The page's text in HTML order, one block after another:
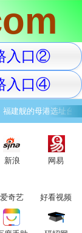
入口②
入口④
建舰的母港选址台湾
新浪 网易
爱奇艺 好看视频